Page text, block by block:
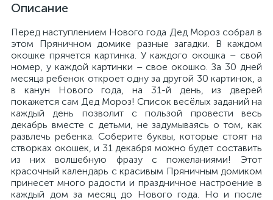
Описание
Перед наступлением Нового года Дед Мороз собрал в
этом Пряничном домике разные загадки. В каждом
окошке прячется картинка. У каждого окошка – свой
номер, у каждой картинки – свое окошко. За 30 дней
месяца ребенок откроет одну за другой 30 картинок, а
в канун Нового года, на 31-й день, из дверей
покажется сам Дед Мороз! Список весёлых заданий на
каждый день позволит с пользой провести весь
декабрь вместе с детьми, не задумываясь о том, как
развлечь ребенка. Соберите буквы, которые стоят на
створках окошек, и 31 декабря можно будет составить
из них волшебную фразу с пожеланиями! Этот
красочный календарь с красивым Пряничным домиком
принесет много радости и праздничное настроение в
каждый дом за месяц до Нового года. Но и после